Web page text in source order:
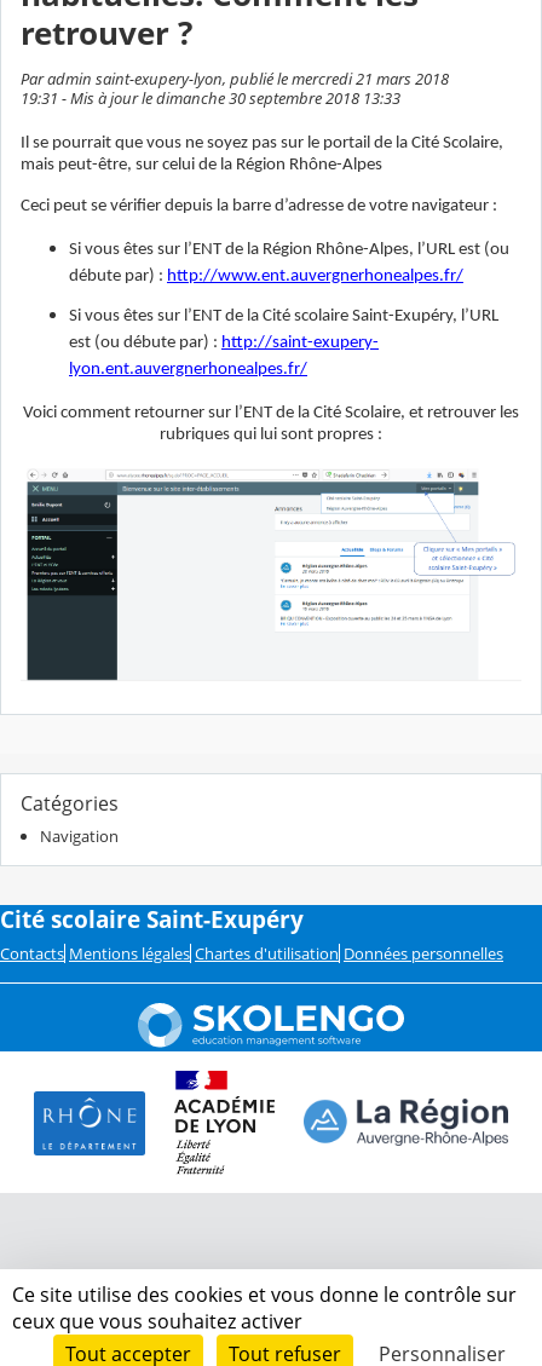
retrouver ?
Par admin saint-exupery-lyon, publié le mercredi 21 mars 2018
19:31 - Mis à jour le dimanche 30 septembre 2018 13:33
Il se pourrait que vous ne soyez pas sur le portail de la Cité Scolaire,
mais peut-être, sur celui de la Région Rhône-Alpes
Ceci peut se vérifier depuis la barre d’adresse de votre navigateur :
Si vous êtes sur l’ENT de la Région Rhône-Alpes, l’URL est (ou
débute par) : http://www.ent.auvergnerhonealpes.fr/
Si vous êtes sur l’ENT de la Cité scolaire Saint-Exupéry, l’URL
est (ou débute par) : http://saint-exupery-
lyon.ent.auvergnerhonealpes.fr/
Voici comment retourner sur l’ENT de la Cité Scolaire, et retrouver les
rubriques qui lui sont propres :
Catégories
Navigation
Cité scolaire Saint-Exupéry
Contacts Mentions légales Chartes d'utilisation Données personnelles
Ce site utilise des cookies et vous donne le contrôle sur
ceux que vous souhaitez activer
Tout accepter
Tout refuser Personnaliser